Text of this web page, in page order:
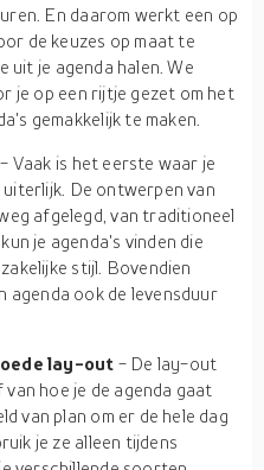
En daarom werkt een op
de keuzes op maat te
uit je agenda halen. We
je op een rijtje gezet om het
gemakkelijk te maken.
- Vaak is het eerste waar je
De ontwerpen van
afgelegd, van traditioneel
je agenda's vinden die
stijl. Bovendien
agenda ook de levensduur
lay-out - De lay-out
hoe je de agenda gaat
van plan om er de hele dag
je ze alleen tijdens